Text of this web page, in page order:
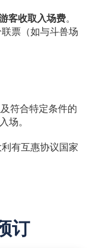
客收取入场费。
票（如与斗兽场
符合特定条件的
场。
有互惠协议国家
订